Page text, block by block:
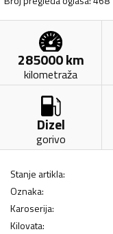
285000km
kilometraža
Dizel
gorivo
Stanje artikla:
Oznaka:
Karoserija:
Kilovata: